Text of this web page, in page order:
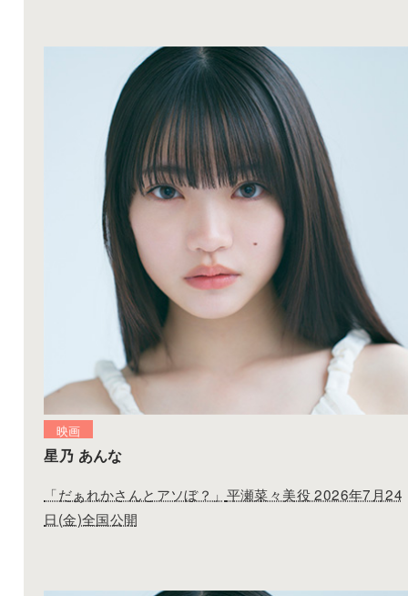
04.01
星乃 あんな
新潮社「nicola 2026年5月号(表紙)」発売
星乃 あんな
新潮社「nicola 2026年4月号」発売
ドラマ
星乃 あんな
フジテレビ「ラムネモンキー」第7話 22:00-
2026
01.30 雑誌
星乃 あんな
新潮社「nicola 2026年3月号(表紙)」発売
2026
01.08 ドラマ
映画
星乃 あんな
「だぁれかさんとアソぼ？」 平瀬菜々美役 2026年7月24
日(金)全国公開